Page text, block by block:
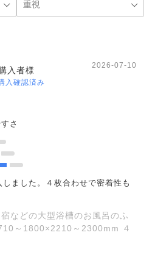
入者様
入確認済み
2026-07-10
さ
ました。４枚合わせで密着性も
宿などの大型浴槽のお風呂のふ
～1800×2210～2300mm ４